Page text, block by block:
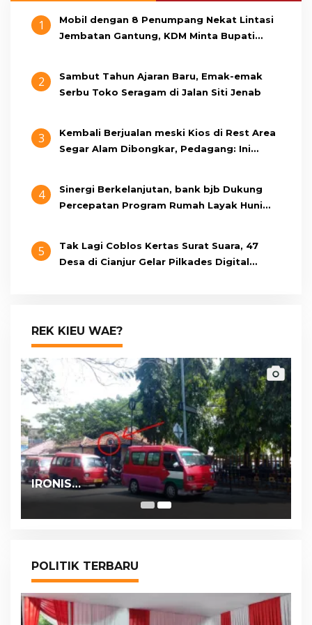
1
Mobil dengan 8 Penumpang Nekat Lintasi
Jembatan Gantung, KDM Minta Bupati
2
Sambut Tahun Ajaran Baru, Emak-emak
Serbu Toko Seragam di Jalan Siti Jenab
3
Kembali Berjualan meski Kios di Rest Area
Segar Alam Dibongkar, Pedagang: Ini
4
Sinergi Berkelanjutan, bank bjb Dukung
Percepatan Program Rumah Layak Huni
5
Tak Lagi Coblos Kertas Surat Suara, 47
Desa di Cianjur Gelar Pilkades Digital
REK KIEU WAE?
IRONIS…
POLITIK TERBARU